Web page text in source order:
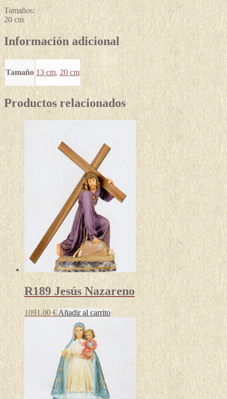
Tamaños:
20 cm
Información adicional
Tamaño 13 cm, 20 cm
Productos relacionados
R189 Jesús Nazareno
1091.00€ Añadir al carrito